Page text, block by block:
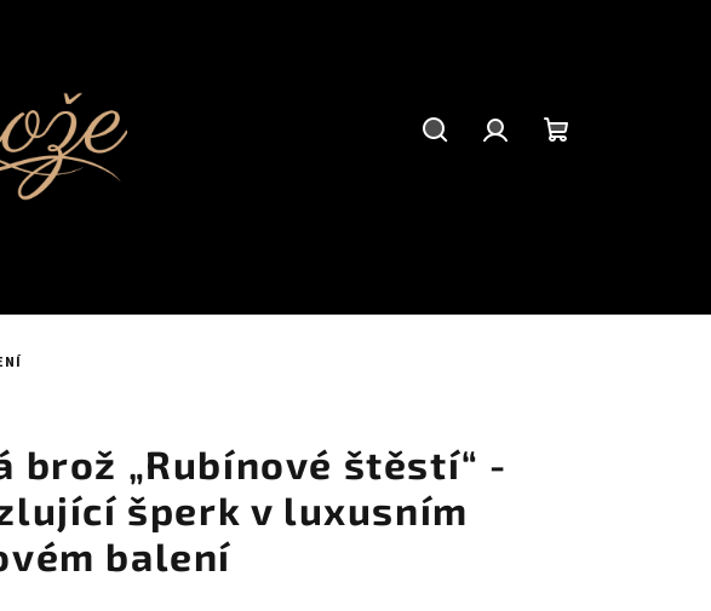
brož „Rubínové štěstí“ -
šperk v luxusním
balení